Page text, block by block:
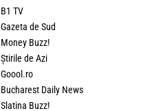
B1 TV
Gazeta de Sud
Money Buzz!
Știrile de Azi
Goool.ro
Bucharest Daily News
Slatina Buzz!